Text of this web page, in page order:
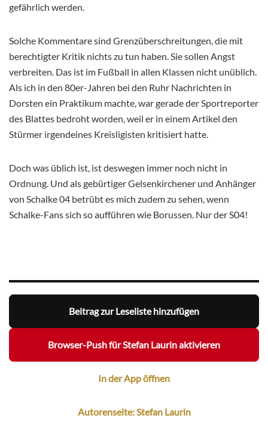
gefährlich werden.
Solche Kommentare sind Grenzüberschreitungen, die mit
berechtigter Kritik nichts zu tun haben. Sie sollen Angst
verbreiten. Das ist im Fußball in allen Klassen nicht unüblich.
Als ich in den 80er-Jahren bei den Ruhr Nachrichten in
Dorsten ein Praktikum machte, war gerade der Sportreporter
des Blattes bedroht worden, weil er in einem Artikel den
Stürmer irgendeines Kreisligisten kritisiert hatte.
Doch was üblich ist, ist deswegen immer noch nicht in
Ordnung. Und als gebürtiger Gelsenkirchener und Anhänger
von Schalke 04 betrübt es mich zudem zu sehen, wenn
Schalke-Fans sich so aufführen wie Borussen. Nur der S04!
Beitrag zur Leseliste hinzufügen
Browser-Push für Stefan Laurin aktivieren
In der App öffnen
Autorenseite: Stefan Laurin